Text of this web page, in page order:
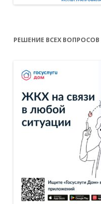
РЕШЕНИЕ ВСЕХ